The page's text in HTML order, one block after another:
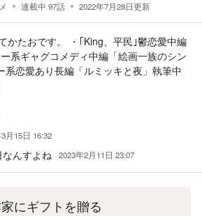
連載中 97話 2022年7月28日更新
かたおです。 ・｢King、平民｣鬱恋愛中編
系ギャグコメディ中編「絵画一族のシン
系恋愛あり長編「ルミッキと夜」執筆中
月15日 16:32
んすよね 2023年2月11日 23:07
にギフトを贈る